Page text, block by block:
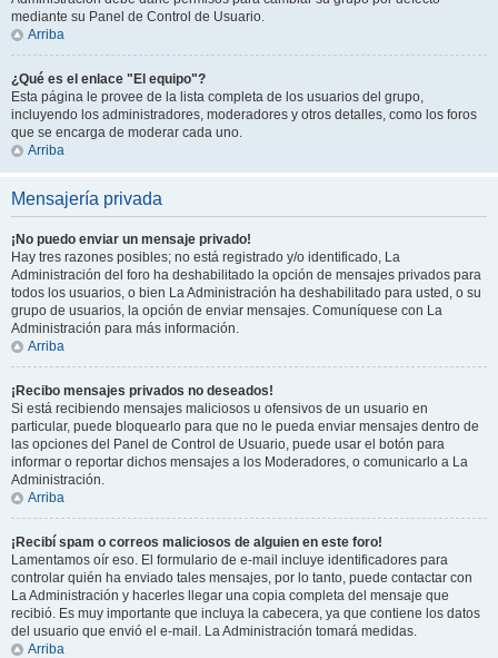
mediante su Panel de Control de Usuario.
Arriba
¿Qué es el enlace "El equipo"?
Esta página le provee de la lista completa de los usuarios del grupo,
incluyendo los administradores, moderadores y otros detalles, como los foros
que se encarga de moderar cada uno.
Arriba
Mensajería privada
¡No puedo enviar un mensaje privado!
Hay tres razones posibles; no está registrado y/o identificado, La
Administración del foro ha deshabilitado la opción de mensajes privados para
todos los usuarios, o bien La Administración ha deshabilitado para usted, o su
grupo de usuarios, la opción de enviar mensajes. Comuníquese con La
Administración para más información.
Arriba
¡Recibo mensajes privados no deseados!
Si está recibiendo mensajes maliciosos u ofensivos de un usuario en
particular, puede bloquearlo para que no le pueda enviar mensajes dentro de
las opciones del Panel de Control de Usuario, puede usar el botón para
informar o reportar dichos mensajes a los Moderadores, o comunicarlo a La
Administración.
Arriba
¡Recibí spam o correos maliciosos de alguien en este foro!
Lamentamos oír eso. El formulario de e-mail incluye identificadores para
controlar quién ha enviado tales mensajes, por lo tanto, puede contactar con
La Administración y hacerles llegar una copia completa del mensaje que
recibió. Es muy importante que incluya la cabecera, ya que contiene los datos
del usuario que envió el e-mail. La Administración tomará medidas.
Arriba